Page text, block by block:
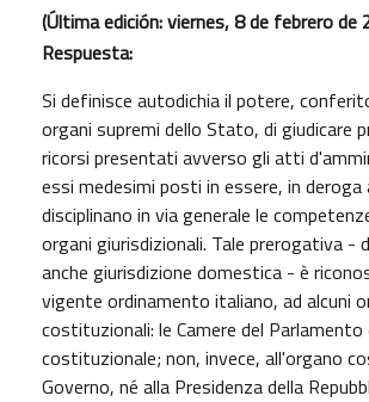
(Última edición: viernes, 8 de febrero de
Respuesta:
Si definisce autodichia il potere,
organi supremi dello Stato, di giudicare
ricorsi presentati avverso gli atti
essi medesimi posti in essere, in deroga
disciplinano in via generale le
organi giurisdizionali. Tale prerogativa -
anche giurisdizione domestica - è
vigente ordinamento italiano, ad alcuni
costituzionali: le Camere del Parlamento
costituzionale; non, invece, all'organo
Governo, né alla Presidenza della